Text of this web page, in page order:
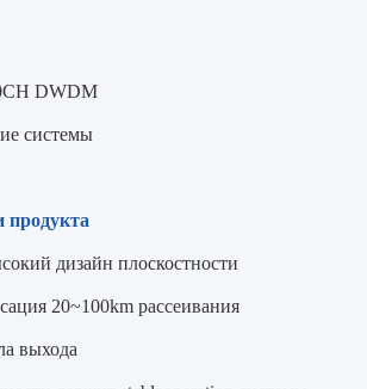
DWDM
системы
продукта
дизайн плоскостности
20~100km рассеивания
выхода